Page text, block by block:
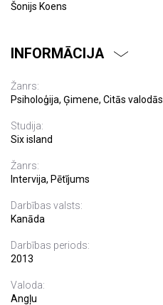
Šonijs Koens
INFORMĀCIJA
Žanrs:
Psiholoģija, Ģimene, Citās valodās
Studija:
Six island
Žanrs:
Intervija, Pētījums
Darbības valsts:
Kanāda
Darbības periods:
2013
Valoda:
Angļu